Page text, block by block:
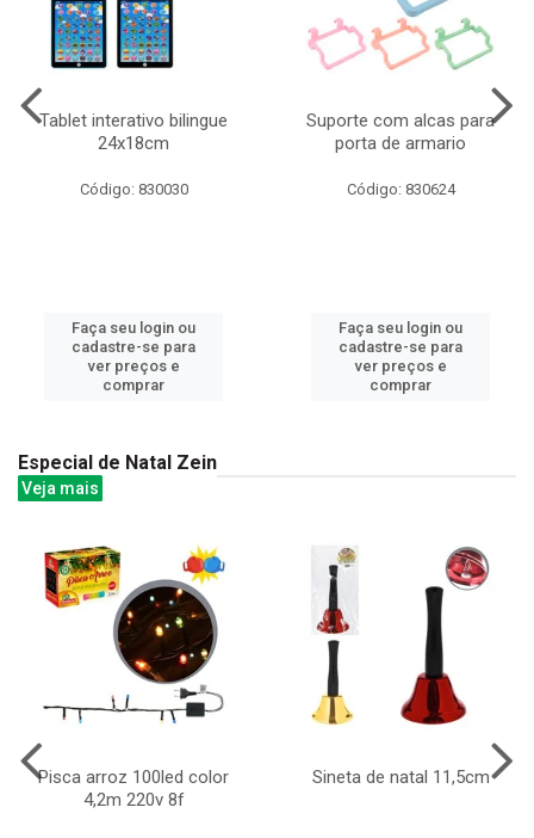
Tablet interativo bilingue
24x18cm
Código: 830030
Faça seu login ou
cadastre-se para
ver preços e
comprar
Suporte com alcas para
porta de armario
Código: 830624
Faça seu login ou
cadastre-se para
ver preços e
comprar
Especial de Natal Zein
Veja mais
Pisca arroz 100led color
4,2m 220v 8f
Sineta de natal 11,5cm